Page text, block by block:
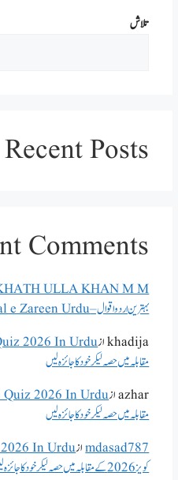
تلاش
Recent Posts
Comments
ULLA KHAN M M
بہترین اردو اقوال – Aqwal e Zareen Urdu
khadijaاز
مقابلہ میں حصہ لیکر خود کا جائزہ لیں
azharاز
مقابلہ میں حصہ لیکر خود کا جائزہ لیں
mdasad787از
کویز 2026 کے مقابلہ میں حصہ لیکر خود کا جائزہ لیں